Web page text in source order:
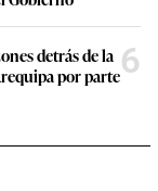
detrás de la
por parte6